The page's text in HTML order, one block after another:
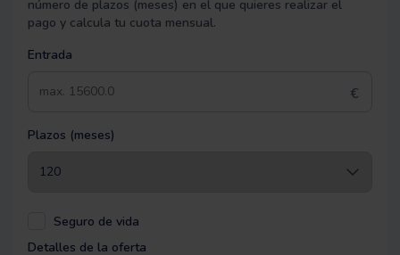
número de plazos (meses) en el que quieres realizar el
pago y calcula tu cuota mensual.
Entrada
€
Plazos (meses)
Seguro de vida
Detalles de la oferta